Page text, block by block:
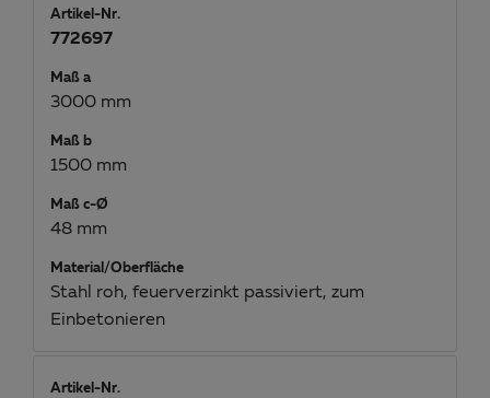
Artikel-Nr.
772697
Maß a
3000 mm
Maß b
1500 mm
Maß c-Ø
48 mm
Material/Oberfläche
Stahl roh, feuerverzinkt passiviert, zum
Einbetonieren
Artikel-Nr.